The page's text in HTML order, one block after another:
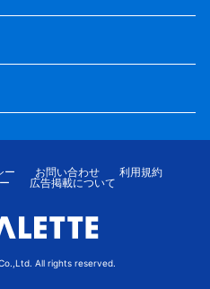
ー お問い合わせ
利用規約
広告掲載について
All rights reserved.